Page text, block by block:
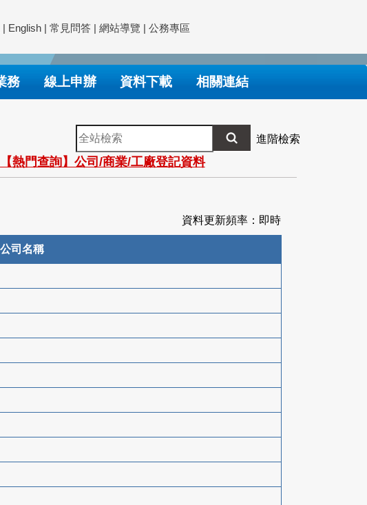
| English | 常見問答 | 網站導覽 | 公務專區
務 線上申辦 資料下載 相關連結
全
站
檢
索
進階檢索
【熱門查詢】公司/商業/工廠登記資料
資料更新頻率：即時
公司名稱